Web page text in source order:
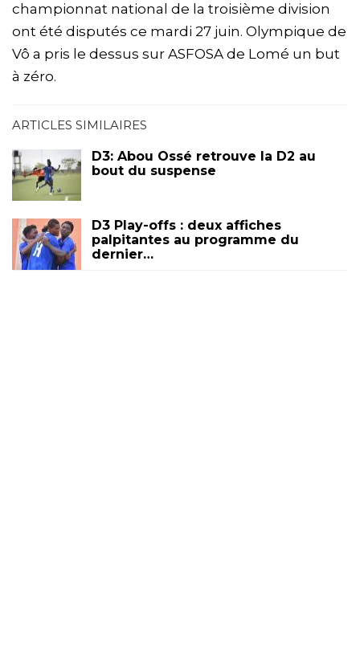
championnat national de la troisième division
ont été disputés ce mardi 27 juin. Olympique de
Vô a pris le dessus sur ASFOSA de Lomé un but
à zéro.
ARTICLES SIMILAIRES
D3: Abou Ossé retrouve la D2 au
bout du suspense
D3 Play-offs : deux affiches
palpitantes au programme du
dernier…